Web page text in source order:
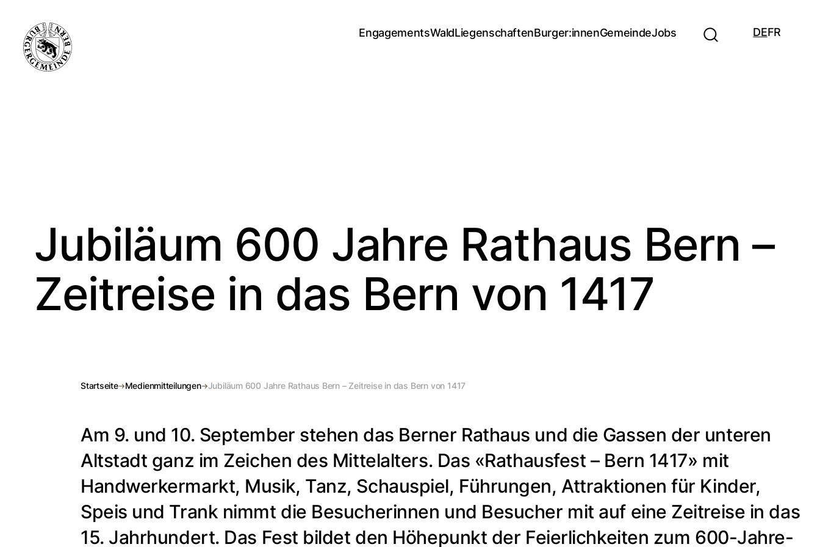
EngagementsWaldLiegenschaftenBurger:innenGemeindeJobs DEFR
Jubiläum 600 Jahre Rathaus Bern –
Zeitreise in das Bern von 1417
Startseite Medienmitteilungen Jubiläum 600 Jahre Rathaus Bern – Zeitreise in das Bern von 1417
Am 9. und 10. September stehen das Berner Rathaus und die Gassen der unteren
Altstadt ganz im Zeichen des Mittelalters. Das «Rathausfest – Bern 1417» mit
Handwerkermarkt, Musik, Tanz, Schauspiel, Führungen, Attraktionen für Kinder,
Speis und Trank nimmt die Besucherinnen und Besucher mit auf eine Zeitreise in das
15. Jahrhundert. Das Fest bildet den Höhepunkt der Feierlichkeiten zum 600-Jahre-